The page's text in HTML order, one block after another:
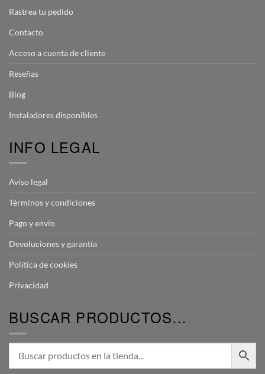
Rastrea tu pedido
Contacto
Acceso a cuenta de cliente
Reseñas
Blog
Instaladores disponibles
INFO LEGAL
Aviso legal
Términos y condiciones
Pago y envío
Devoluciones y garantía
Política de cookies
Privacidad
BUSCAR PRODUCTOS…